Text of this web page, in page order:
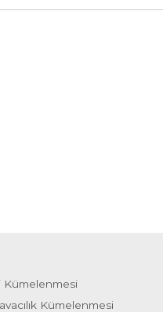
Kümelenmesi
Kümelenmesi